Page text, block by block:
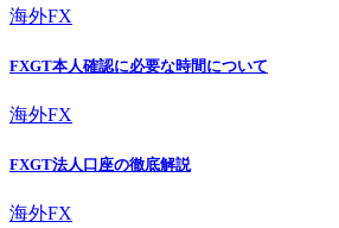
海外FX
FXGT本人確認に必要な時間について
海外FX
FXGT法人口座の徹底解説
海外FX